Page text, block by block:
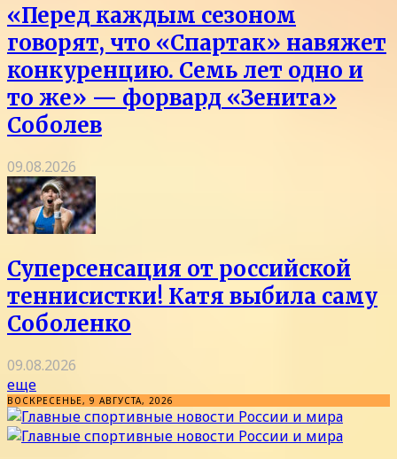
«Перед каждым сезоном
говорят, что «Спартак» навяжет
конкуренцию. Семь лет одно и
то же» — форвард «Зенита»
Соболев
09.08.2026
Суперсенсация от российской
теннисистки! Катя выбила саму
Соболенко
09.08.2026
еще
ВОСКРЕСЕНЬЕ, 9 АВГУСТА, 2026